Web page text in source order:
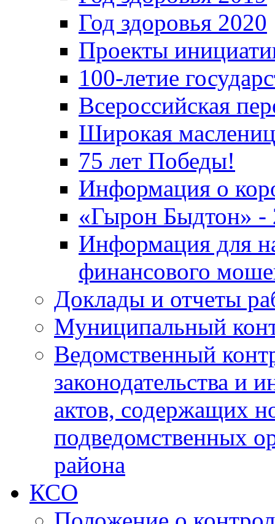
Год здоровья 2020
Проекты
100-летие
Всероссийская
Широкая
75 лет Победы!
Информация о
«Гырон Быдтон» -
Информация для
финансового
Доклады и отчеты
Муниципальный
Ведомственный
законодательства и
актов, содержащих
подведомственных
района
КСО